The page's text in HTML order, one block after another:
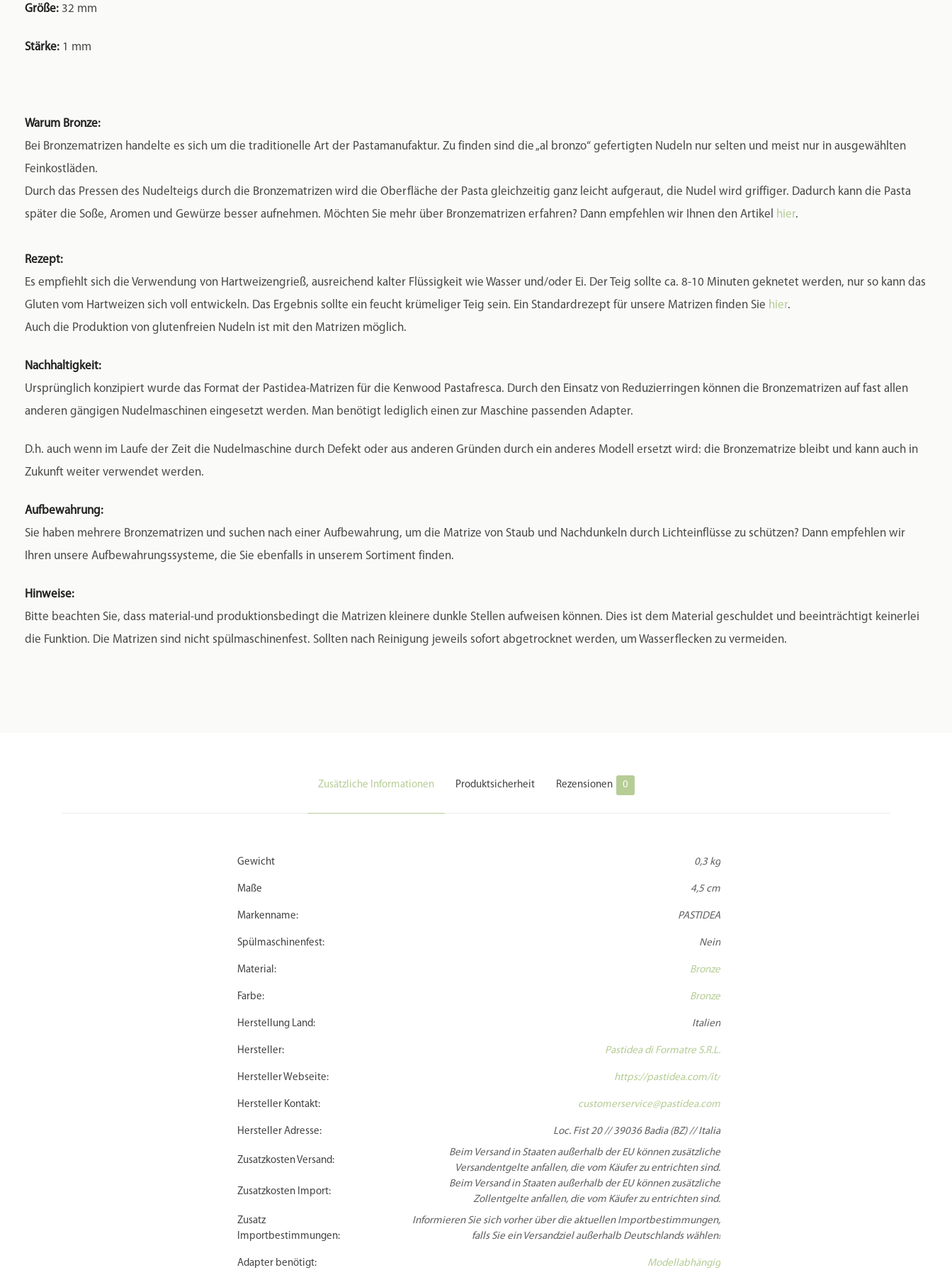
Größe: 32 mm
Stärke: 1 mm
Warum Bronze:
Bei Bronzematrizen handelte es sich um die traditionelle Art der Pastamanufaktur. Zu finden sind die „al bronzo“ gefertigten Nudeln nur selten und meist nur in ausgewählten
Feinkostläden.
Durch das Pressen des Nudelteigs durch die Bronzematrizen wird die Oberfläche der Pasta gleichzeitig ganz leicht aufgeraut, die Nudel wird griffiger. Dadurch kann die Pasta
später die Soße, Aromen und Gewürze besser aufnehmen. Möchten Sie mehr über Bronzematrizen erfahren? Dann empfehlen wir Ihnen den Artikel
hier.
Rezept:
Es empfiehlt sich die Verwendung von Hartweizengrieß, ausreichend kalter Flüssigkeit wie Wasser und/oder Ei. Der Teig sollte ca. 8-10 Minuten geknetet werden, nur so kann das
Gluten vom Hartweizen sich voll entwickeln. Das Ergebnis sollte ein feucht krümeliger Teig sein. Ein Standardrezept für unsere Matrizen finden Sie hier.
Auch die Produktion von glutenfreien Nudeln ist mit den Matrizen möglich.
Nachhaltigkeit:
Ursprünglich konzipiert wurde das Format der Pastidea-Matrizen für die Kenwood Pastafresca. Durch den Einsatz von Reduzierringen können die Bronzematrizen auf fast allen
anderen gängigen Nudelmaschinen eingesetzt werden. Man benötigt lediglich einen zur Maschine passenden Adapter.
D.h. auch wenn im Laufe der Zeit die Nudelmaschine durch Defekt oder aus anderen Gründen durch ein anderes Modell ersetzt wird: die Bronzematrize bleibt und kann auch in
Zukunft weiter verwendet werden.
Aufbewahrung:
Sie haben mehrere Bronzematrizen und suchen nach einer Aufbewahrung, um die Matrize von Staub und Nachdunkeln durch Lichteinflüsse zu schützen? Dann empfehlen wir
Ihren unsere Aufbewahrungssysteme, die Sie ebenfalls in unserem Sortiment finden.
Hinweise:
Bitte beachten Sie, dass material-und produktionsbedingt die Matrizen kleinere dunkle Stellen aufweisen können. Dies ist dem Material geschuldet und beeinträchtigt keinerlei
die Funktion. Die Matrizen sind nicht spülmaschinenfest. Sollten nach Reinigung jeweils sofort abgetrocknet werden, um Wasserflecken zu vermeiden.
Zusätzliche Informationen Produktsicherheit Rezensionen 0
Gewicht 0,3 kg
Maße 4,5 cm
Markenname: PASTIDEA
Spülmaschinenfest: Nein
Material: Bronze
Farbe: Bronze
Herstellung Land: Italien
Hersteller: Pastidea di Formatre S.R.L.
Hersteller Webseite: https://pastidea.com/it/
Hersteller Kontakt: customerservice@pastidea.com
Hersteller Adresse: Loc. Fist 20 // 39036 Badia (BZ) // Italia
Zusatzkosten Versand:
Beim Versand in Staaten außerhalb der EU können zusätzliche
Versandentgelte anfallen, die vom Käufer zu entrichten sind.
Zusatzkosten Import:
Beim Versand in Staaten außerhalb der EU können zusätzliche
Zollentgelte anfallen, die vom Käufer zu entrichten sind.
Zusatz
Importbestimmungen:
Informieren Sie sich vorher über die aktuellen Importbestimmungen,
falls Sie ein Versandziel außerhalb Deutschlands wählen!
Adapter benötigt: Modellabhängig